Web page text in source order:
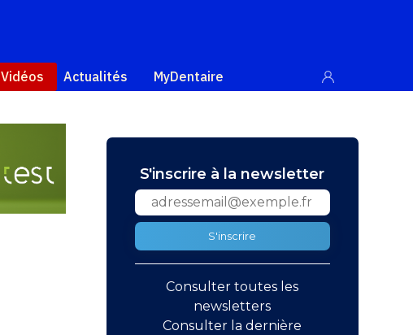
Vidéos Actualités MyDentaire
S'inscrire à la newsletter
S'inscrire
Consulter toutes les
newsletters
Consulter la dernière